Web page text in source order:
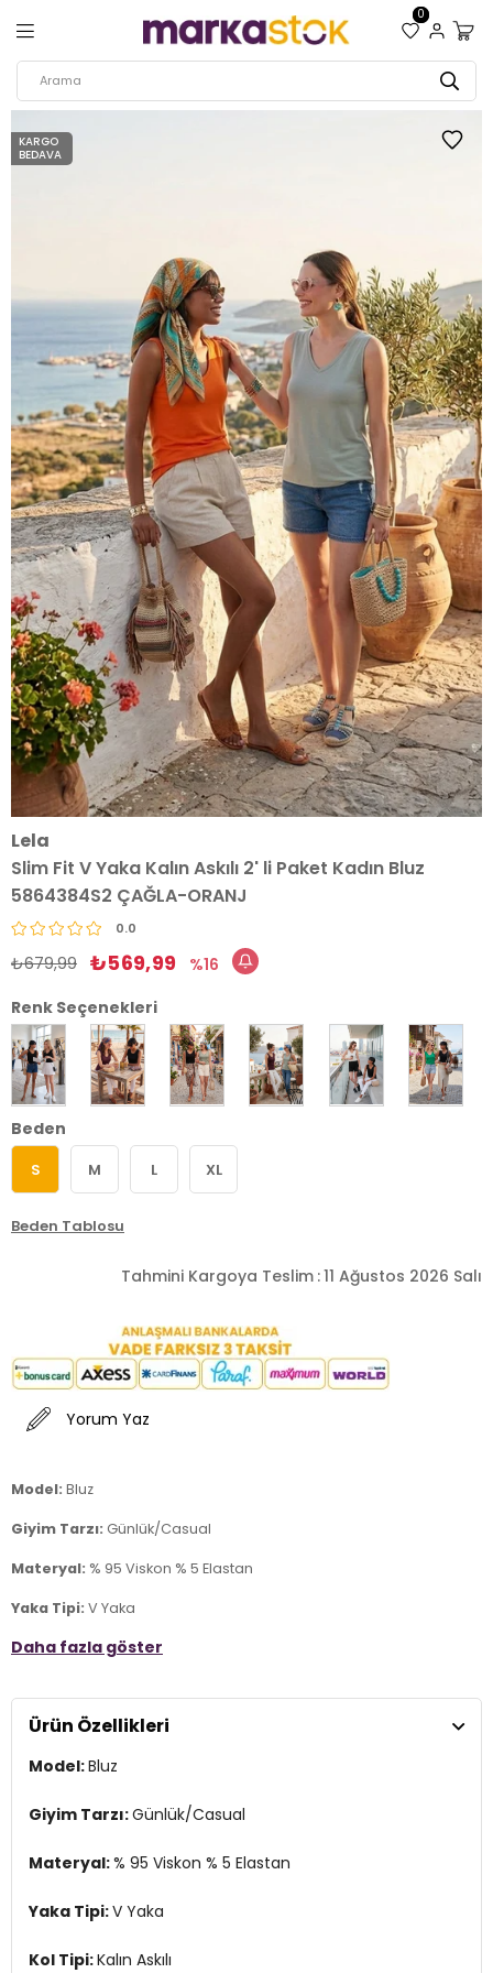
0
KARGO
BEDAVA
Lela
Slim Fit V Yaka Kalın Askılı 2' li Paket Kadın Bluz
5864384S2 ÇAĞLA-ORANJ
0.0
₺679,99 ₺569,99
16
Renk Seçenekleri
Beden
S M L XL
Beden Tablosu
Tahmini Kargoya Teslim :11 Ağustos 2026 Salı
Yorum Yaz
Model: Bluz
Giyim Tarzı: Günlük/Casual
Materyal: % 95 Viskon % 5 Elastan
Yaka Tipi: V Yaka
Kol Tipi:Kalın Askılı
Boy:Standart
Kalıp Bilgisi:Slim Fit
Yaş Grubu: Yetişkin
7DS25864384S2.17224
Daha fazla göster
Ürün Özellikleri
Model:Bluz
Giyim Tarzı:Günlük/Casual
Materyal:% 95 Viskon % 5 Elastan
Yaka Tipi:V Yaka
Kol Tipi:Kalın Askılı